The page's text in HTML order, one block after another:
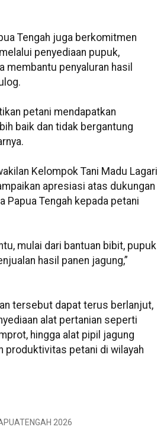
Tengah juga berkomitmen
penyediaan pupuk,
membantu penyaluran hasil
petani mendapatkan
baik dan tidak bergantung
Kelompok Tani Madu Lagari
apresiasi atas dukungan
Papua Tengah kepada petani
mulai dari bantuan bibit, pupuk
hasil panen jagung,”
tersebut dapat terus berlanjut,
alat pertanian seperti
hingga alat pipil jagung
produktivitas petani di wilayah
2026